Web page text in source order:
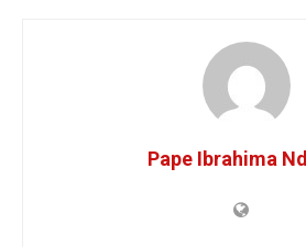
Pape Ibrahima